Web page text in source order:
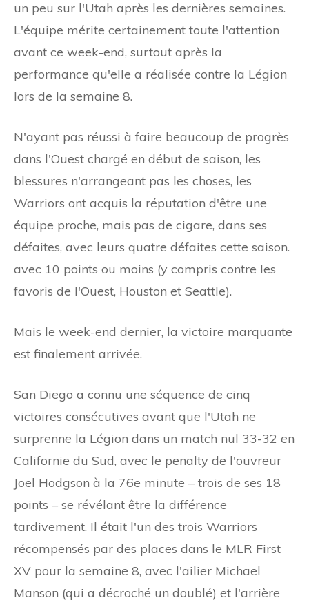
un peu sur l'Utah après les dernières semaines.
L'équipe mérite certainement toute l'attention
avant ce week-end, surtout après la
performance qu'elle a réalisée contre la Légion
lors de la semaine 8.
N'ayant pas réussi à faire beaucoup de progrès
dans l'Ouest chargé en début de saison, les
blessures n'arrangeant pas les choses, les
Warriors ont acquis la réputation d'être une
équipe proche, mais pas de cigare, dans ses
défaites, avec leurs quatre défaites cette saison.
avec 10 points ou moins (y compris contre les
favoris de l'Ouest, Houston et Seattle).
Mais le week-end dernier, la victoire marquante
est finalement arrivée.
San Diego a connu une séquence de cinq
victoires consécutives avant que l'Utah ne
surprenne la Légion dans un match nul 33-32 en
Californie du Sud, avec le penalty de l'ouvreur
Joel Hodgson à la 76e minute – trois de ses 18
points – se révélant être la différence
tardivement. Il était l'un des trois Warriors
récompensés par des places dans le MLR First
XV pour la semaine 8, avec l'ailier Michael
Manson (qui a décroché un doublé) et l'arrière